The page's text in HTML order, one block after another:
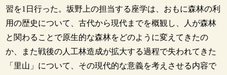
習を1日行った。坂野上の担当する座学は、おもに森林の利
用の歴史について、古代から現代までを概観し、人が森林
と関わることで原生的な森林をどのように変えてきたの
か、また戦後の人工林造成が拡大する過程で失われてきた
「里山」について、その現代的な意義を考えさせる内容で